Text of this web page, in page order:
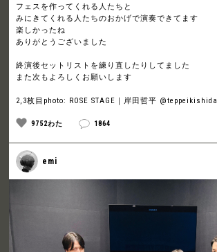
フェスを作ってくれる人たちと
みにきてくれる人たちのおかげで演奏できてます
楽しかったね
ありがとうございました
終演後セットリストを練り直したりしてました
また次もよろしくお願いします
2,3枚目photo: ROSE STAGE｜岸田哲平 @teppeikishida
9752わた 1864
emi